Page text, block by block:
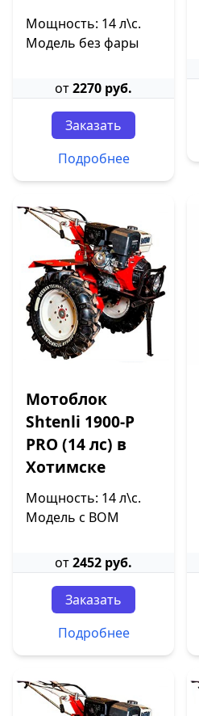
Мощность: 14 л\с.
Модель без фары
от2270 руб.
Заказать
Подробнее
Мотоблок
Shtenli 1900-P
PRO (14 лс) в
Хотимске
Мощность: 14 л\с.
Модель с ВОМ
от2452 руб.
Заказать
Подробнее